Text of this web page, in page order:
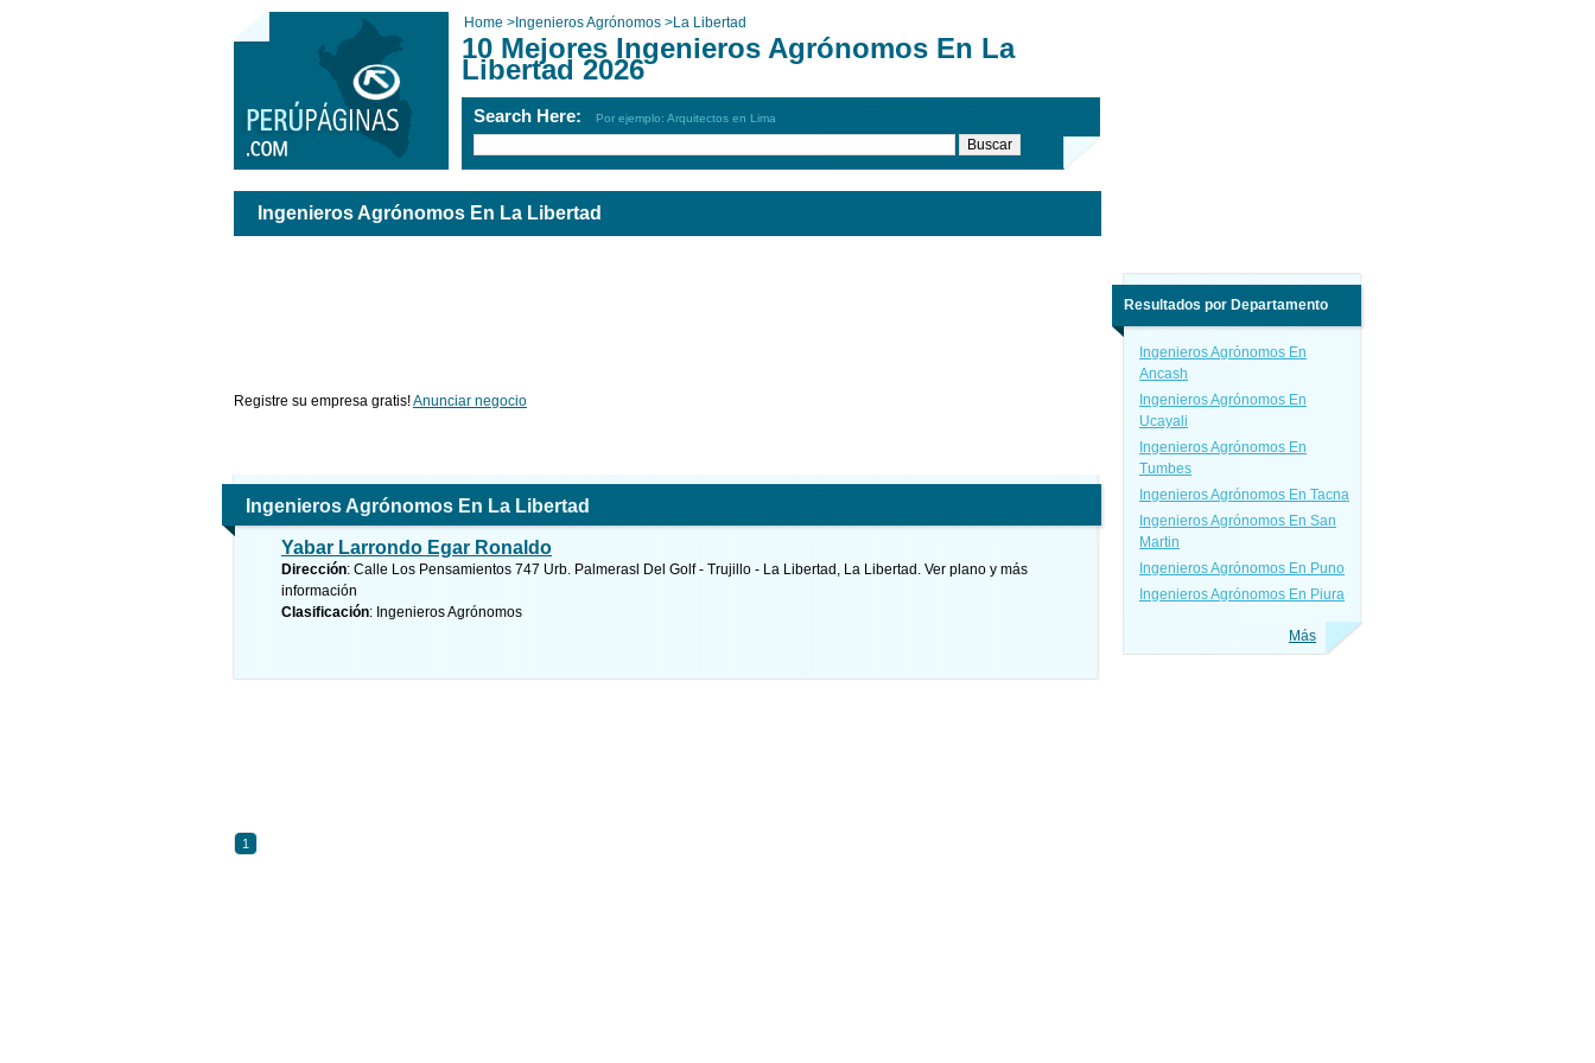
Home > Ingenieros Agrónomos >La Libertad
10 Mejores Ingenieros Agrónomos En La
Libertad 2026
Search Here: Por ejemplo: Arquitectos en Lima
Ingenieros Agrónomos En La Libertad
Registre su empresa gratis!Anunciar negocio
Ingenieros Agrónomos En La Libertad
Yabar Larrondo Egar Ronaldo
Dirección: Calle Los Pensamientos 747 Urb. Palmerasl Del Golf - Trujillo - La Libertad, La Libertad. Ver plano y más
información
Clasificación: Ingenieros Agrónomos
1
Resultados por Departamento
Ingenieros Agrónomos En
Ancash
Ingenieros Agrónomos En
Ucayali
Ingenieros Agrónomos En
Tumbes
Ingenieros Agrónomos En Tacna
Ingenieros Agrónomos En San
Martin
Ingenieros Agrónomos En Puno
Ingenieros Agrónomos En Piura
Más